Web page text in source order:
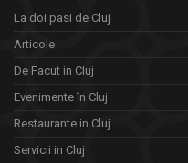
La doi pasi de Cluj
Articole
De Facut in Cluj
Evenimente în Cluj
Restaurante in Cluj
Servicii in Cluj